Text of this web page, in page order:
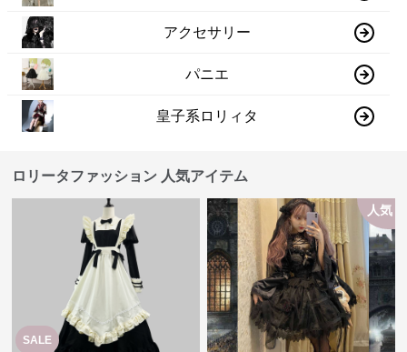
アクセサリー
パニエ
皇子系ロリィタ
ロリータファッション 人気アイテム
SALE
人気